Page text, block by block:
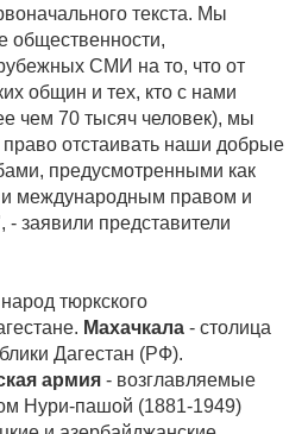
текста. Мы
общественности,
СМИ на то, что от
общин и тех, кто с нами
чем 70 тысяч человек), мы
отстаивать наши добрые
предусмотренными как
и международным правом и
- заявили представители
тюркского
Махачкала - столица
Дагестан (РФ).
армия - возглавляемые
Нури-пашой (1881-1949)